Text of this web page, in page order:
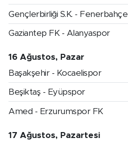
Gençlerbirliği S.K. - Fenerbahçe
Gaziantep FK - Alanyaspor
16 Ağustos, Pazar
Başakşehir - Kocaelispor
Beşiktaş - Eyüpspor
Amed - Erzurumspor FK
17 Ağustos, Pazartesi